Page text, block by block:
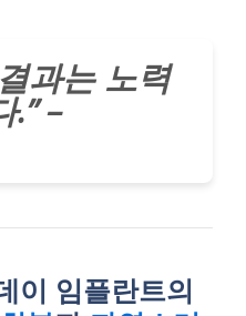
과는 노력
.” –
이 임플란트의